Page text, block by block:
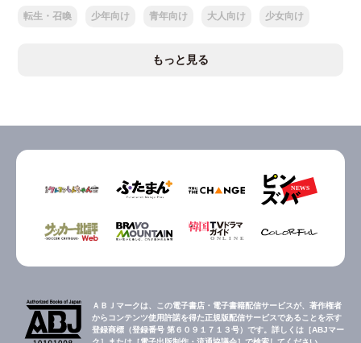
転生・召喚 少年向け 青年向け 大人向け 少女向け
もっと見る
ＡＢＪマークは、この電子書店・電子書籍配信サービスが、著作権者
からコンテンツ使用許諾を得た正規版配信サービスであることを示す
登録商標（登録番号 第６０９１７１３号）です。詳しくは［ABJマー